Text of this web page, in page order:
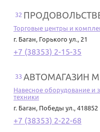
32
Торговые центры и
г. Баган, Горького ул., 21
+7 (38353) 2-15-35
33 АВТОМАГАЗИН
Навесное оборудование и
техники
г. Баган, Победы ул., 418852
+7 (38353) 2-22-68